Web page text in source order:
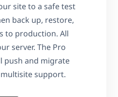
site to a safe test
back up, restore,
to production. All
server. The Pro
push and migrate
support.